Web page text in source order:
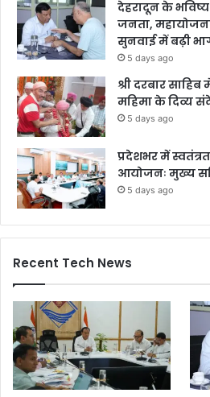
देहरादून के
जनता,
सुनवाई में बढ़ी
5 days ago
श्री दरबार
महिमा के दिव्य
5 days ago
प्रदेशभर में
आयोजनः मुख्य
5 days ago
Recent Tech News